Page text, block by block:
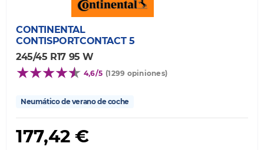
CONTINENTAL
CONTISPORTCONTACT 5
245/45 R17 95 W
4,6/5 (1299 opiniones)
Neumático de verano de coche
177,42 €